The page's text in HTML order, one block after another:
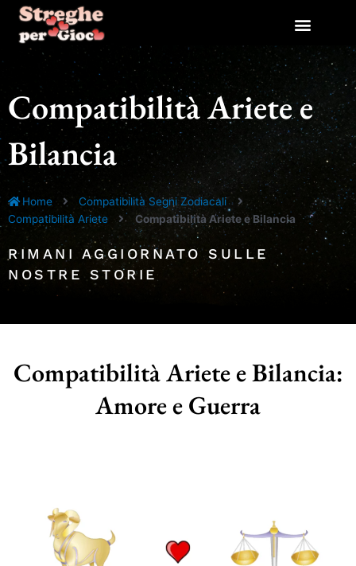
contenuto
Compatibilità Ariete e
Bilancia
Home
Compatibilità Segni Zodiacali
Compatibilità Ariete
Compatibilità Ariete e Bilancia
RIMANI AGGIORNATO SULLE
NOSTRE STORIE
Compatibilità Ariete e Bilancia:
Amore e Guerra